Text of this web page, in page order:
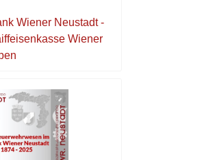
Wiener Neustadt -
Wiener